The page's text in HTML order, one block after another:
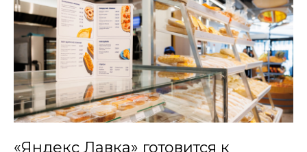
«Яндекс Лавка» готовится к